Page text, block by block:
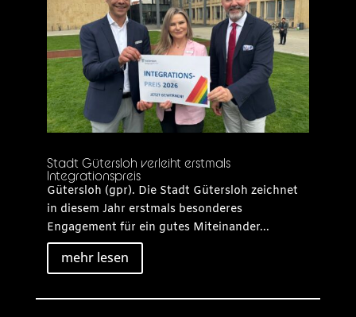
Stadt Gütersloh verleiht erstmals
Integrationspreis
Gütersloh (gpr). Die Stadt Gütersloh zeichnet
in diesem Jahr erstmals besonderes
Engagement für ein gutes Miteinander...
mehr lesen